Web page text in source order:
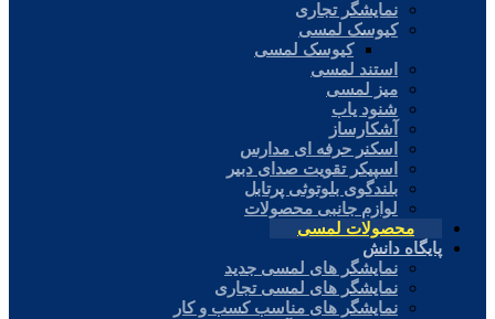
نمایشگر تجاری
کیوسک لمسی
کیوسک لمسی
استند لمسی
میز لمسی
شنود یاب
آشکارساز
اسکنر حرفه ای مدارس
اسپیکر تقویت صدای دبیر
بلندگوی بلوتوثی پرتابل
لوازم جانبی محصولات
محصولات لمسی
پایگاه دانش
نمایشگر های لمسی جدید
نمایشگر های لمسی تجاری
نمایشگر های مناسب کسب و کار